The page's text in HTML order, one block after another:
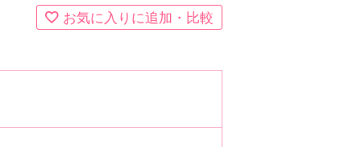
お気に入りに追加・比較